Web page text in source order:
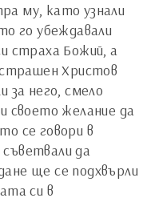
му, като узнали
го убеждавали
страха Божий, а
страшен Христов
за него, смело
своето желание да
се говори в
да
ще се подхвърли
си в